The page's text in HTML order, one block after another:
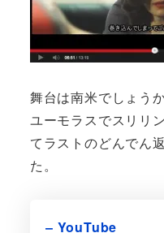
舞台は南米でしょう
ユーモラスでスリリ
てラストのどんでん
た。
– YouTube